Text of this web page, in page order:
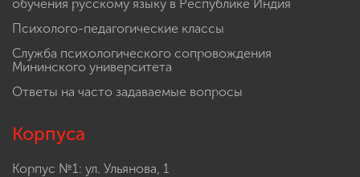
обучения русскому языку в Республике Индия
Психолого-педагогические классы
Служба психологического сопровождения
Мининского университета
Ответы на часто задаваемые вопросы
Корпуса
Корпус №1: ул. Ульянова, 1